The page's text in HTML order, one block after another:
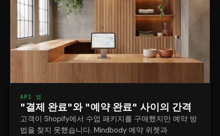
API 앱
"결제 완료"와 "예약 완료" 사이의 간격
고객이 Shopify에서 수업 패키지를 구매했지만 예약 방
법을 찾지 못했습니다. Mindbody 예약 위젯과